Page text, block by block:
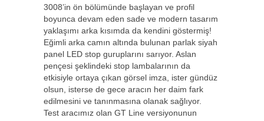
3008’in ön bölümünde başlayan ve profil
boyunca devam eden sade ve modern tasarım
yaklaşımı arka kısımda da kendini göstermiş!
Eğimli arka camın altında bulunan parlak siyah
panel LED stop guruplarını sarıyor. Aslan
pençesi şeklindeki stop lambalarının da
etkisiyle ortaya çıkan görsel imza, ister gündüz
olsun, isterse de gece aracın her daim fark
edilmesini ve tanınmasına olanak sağlıyor.
Test aracımız olan GT Line versiyonunun